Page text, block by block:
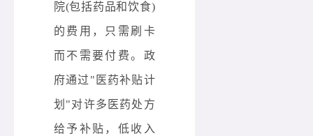
院(包括药品和饮食)
的费用，只需刷卡
而不需要付费。政
府通过"医药补贴计
划"对许多医药处方
给予补贴，低收入